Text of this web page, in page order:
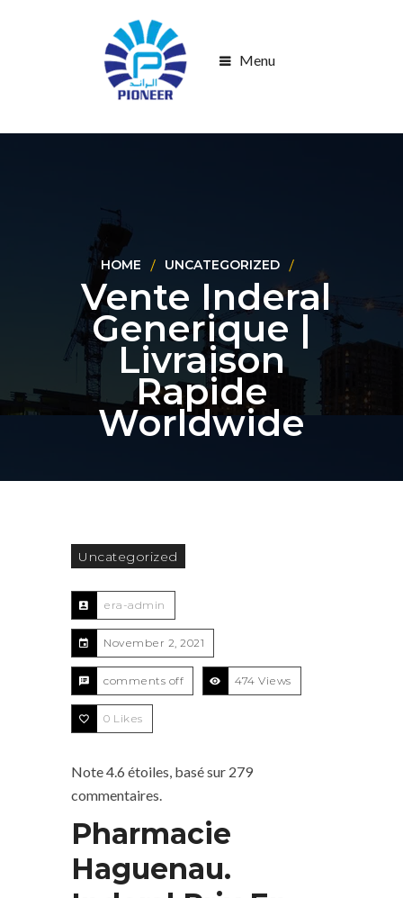
Menu
HOME UNCATEGORIZED
Vente Inderal
Generique |
Livraison
Rapide
Worldwide
Uncategorized
era-admin
November 2, 2021
comments off 474 Views
0 Likes
Note4.6 étoiles, basé sur 279
commentaires.
Pharmacie
Haguenau.